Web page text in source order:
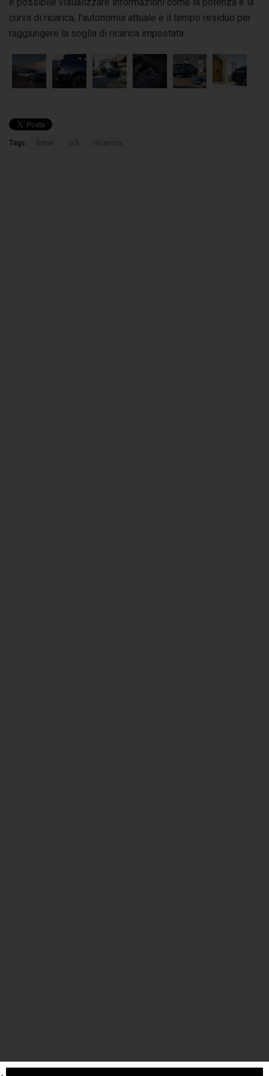
curva di ricarica, l’autonomia attuale e il tempo residuo per
raggiungere la soglia di ricarica impostata.
Tags: bmw ix3 ricarica